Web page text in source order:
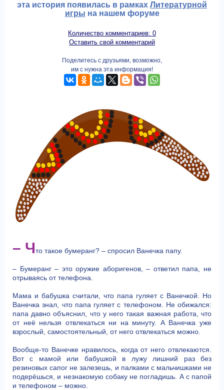
эта история появилась в рамках Литературной
игры на нашем форуме
Количество комментариев: 0
Оставить свой комментарий
Поделитесь с друзьями, возможно,
им с нужна эта информация!
– Что такое бумеранг? – спросил Ванечка папу.
– Бумеранг – это оружие аборигенов, – ответил папа, не
отрываясь от телефона.
Мама и бабушка считали, что папа гуляет с Ванечкой. Но
Ванечка знал, что папа гуляет с телефоном. Не обижался:
папа давно объяснил, что у него такая важная работа, что
от неё нельзя отвлекаться ни на минуту. А Ванечка уже
взрослый, самостоятельный, от него отвлекаться можно.
Вообще-то Ванечке нравилось, когда от него отвлекаются.
Вот с мамой или бабушкой в лужу лишний раз без
резиновых сапог не залезешь, и палками с мальчишками не
подерёшься, и незнакомую собаку не погладишь. А с папой
и телефоном – можно.